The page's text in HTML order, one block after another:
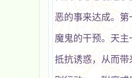
恶的事来达成。
魔鬼的干预。天
抵抗诱惑，从而